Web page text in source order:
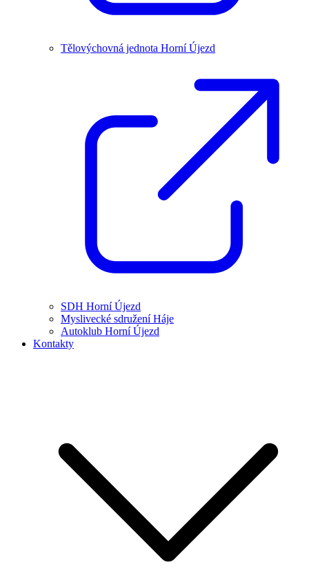
Tělovýchovná jednota Horní Újezd
SDH Horní Újezd
Myslivecké sdružení Háje
Autoklub Horní Újezd
Kontakty